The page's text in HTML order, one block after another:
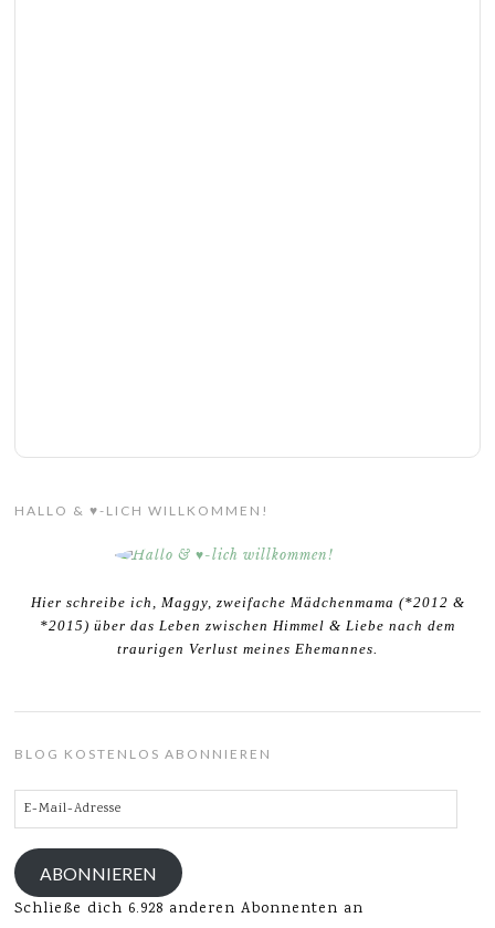
HALLO & ♥-LICH WILLKOMMEN!
Hier schreibe ich, Maggy, zweifache Mädchenmama (*2012 &
*2015) über das Leben zwischen Himmel & Liebe nach dem
traurigen Verlust meines Ehemannes.
BLOG KOSTENLOS ABONNIEREN
E-
Mail-
Adresse
ABONNIEREN
Schließe dich 6.928 anderen Abonnenten an